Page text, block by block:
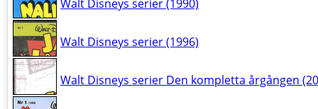
Walt Disneys serier (1990)
Walt Disneys serier (1996)
Walt Disneys serier Den kompletta årgången